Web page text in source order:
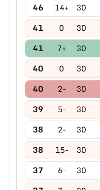
30
+14
46
30
0
41
30
+7
41
30
0
40
30
-2
40
30
-5
39
30
-2
38
30
-15
38
30
-6
37